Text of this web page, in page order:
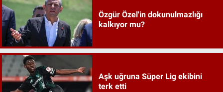
Özgür Özel'in dokunulmazlığı
kalkıyor mu?
Aşk uğruna Süper Lig ekibini
terk etti